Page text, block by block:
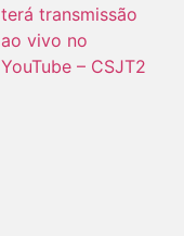
terá transmissão
ao vivo no
YouTube – CSJT2